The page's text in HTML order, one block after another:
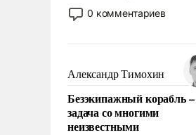
принадлежит, а кого из неё
исключили с правом
чем она отличается от
образованных людей.
казалось, что эти вопросы
решены раз и навсегда, но –
нет, не решены.
0 комментариев
Александр Тимохин
Безэкипажный корабль –
задача со многими
неизвестными